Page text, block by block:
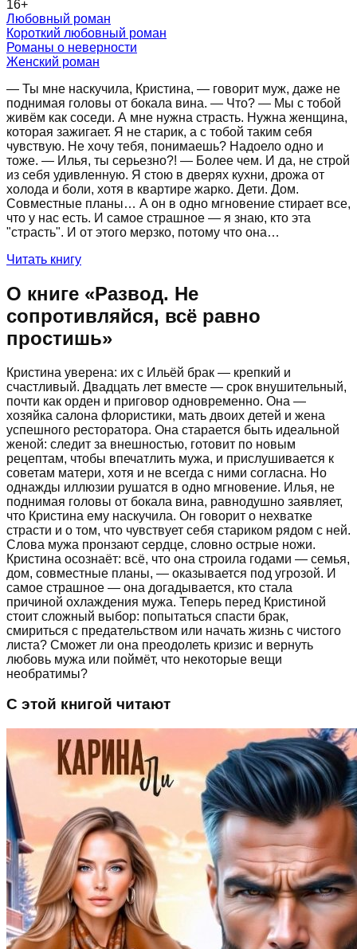
16+
Любовный роман
Короткий любовный роман
Романы о неверности
Женский роман
— Ты мне наскучила, Кристина, — говорит муж, даже не
поднимая головы от бокала вина. — Что? — Мы с тобой
живём как соседи. А мне нужна страсть. Нужна женщина,
которая зажигает. Я не старик, а с тобой таким себя
чувствую. Не хочу тебя, понимаешь? Надоело одно и
тоже. — Илья, ты серьезно?! — Более чем. И да, не строй
из себя удивленную. Я стою в дверях кухни, дрожа от
холода и боли, хотя в квартире жарко. Дети. Дом.
Совместные планы… А он в одно мгновение стирает все,
что у нас есть. И самое страшное — я знаю, кто эта
"страсть". И от этого мерзко, потому что она…
Читать книгу
О книге «Развод. Не
сопротивляйся, всё равно
простишь»
Кристина уверена: их с Ильёй брак — крепкий и
счастливый. Двадцать лет вместе — срок внушительный,
почти как орден и приговор одновременно. Она —
хозяйка салона флористики, мать двоих детей и жена
успешного ресторатора. Она старается быть идеальной
женой: следит за внешностью, готовит по новым
рецептам, чтобы впечатлить мужа, и прислушивается к
советам матери, хотя и не всегда с ними согласна. Но
однажды иллюзии рушатся в одно мгновение. Илья, не
поднимая головы от бокала вина, равнодушно заявляет,
что Кристина ему наскучила. Он говорит о нехватке
страсти и о том, что чувствует себя стариком рядом с ней.
Слова мужа пронзают сердце, словно острые ножи.
Кристина осознаёт: всё, что она строила годами — семья,
дом, совместные планы, — оказывается под угрозой. И
самое страшное — она догадывается, кто стала
причиной охлаждения мужа. Теперь перед Кристиной
стоит сложный выбор: попытаться спасти брак,
смириться с предательством или начать жизнь с чистого
листа? Сможет ли она преодолеть кризис и вернуть
любовь мужа или поймёт, что некоторые вещи
необратимы?
С этой книгой читают